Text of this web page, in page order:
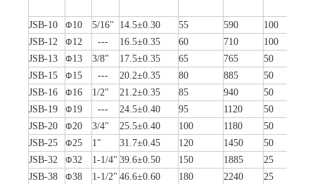
JSB-10 Φ10 5/16" 14.5±0.30 55 590
100
JSB-12
Φ12 --- 16.5±0.35 60 710
100
JSB-13
Φ13 3/8" 17.5±0.35 65 765
50
JSB-15
Φ15 --- 20.2±0.35 80 885
50
JSB-16
Φ16 1/2" 21.2±0.35 85 940
50
JSB-19
Φ19 --- 24.5±0.40 95 1120
50
JSB-20
Φ20 3/4" 25.5±0.40 100 1180
50
JSB-25
Φ25 1" 31.7±0.45 120 1450
50
JSB-32
Φ32 1-1/4" 39.6±0.50 150 1885
25
JSB-38
Φ38 1-1/2" 46.6±0.60 180 2240 25